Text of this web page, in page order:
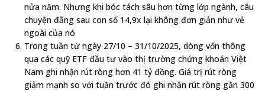
nửa năm. Nhưng khi bóc tách sâu hơn từng lớp ngành, câu
chuyện đằng sau con số 14,9x lại không đơn giản như vẻ
ngoài của nó
Trong tuần từ ngày 27/10 – 31/10/2025, dòng vốn thông
qua các quỹ ETF đầu tư vào thị trường chứng khoán Việt
Nam ghi nhận rút ròng hơn 41 tỷ đồng. Giá trị rút ròng
giảm mạnh so với tuần trước đó ghi nhận rút ròng gần 300